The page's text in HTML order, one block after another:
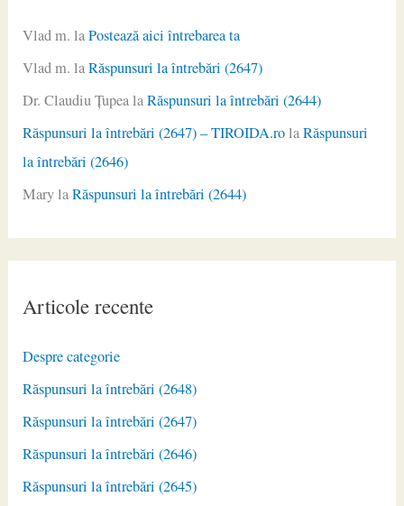
Vlad m. laPostează aici întrebarea ta
Vlad m. laRăspunsuri la întrebări (2647)
Dr. Claudiu ŢupealaRăspunsuri la întrebări (2644)
Răspunsuri la întrebări (2647) – TIROIDA.rolaRăspunsuri
la întrebări (2646)
MarylaRăspunsuri la întrebări (2644)
Articole recente
Despre categorie
Răspunsuri la întrebări (2648)
Răspunsuri la întrebări (2647)
Răspunsuri la întrebări (2646)
Răspunsuri la întrebări (2645)